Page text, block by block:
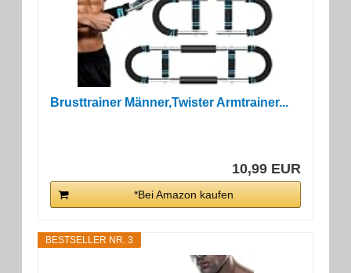
Brusttrainer Männer,Twister Armtrainer...
10,99 EUR
*Bei Amazon kaufen
BESTSELLER NR. 3